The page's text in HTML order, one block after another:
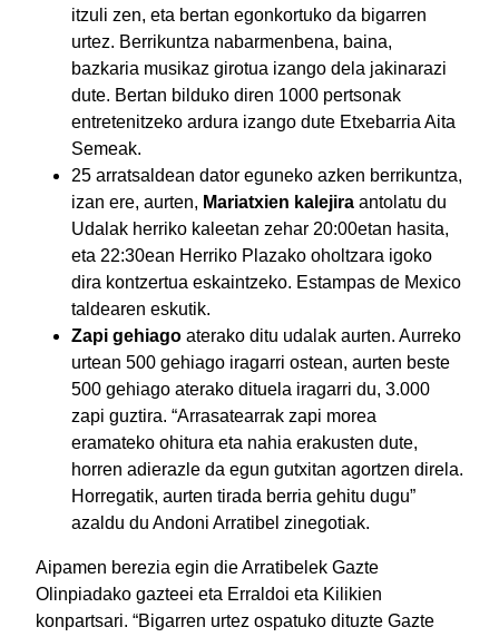
itzuli zen, eta bertan egonkortuko da bigarren
urtez. Berrikuntza nabarmenbena, baina,
bazkaria musikaz girotua izango dela jakinarazi
dute. Bertan bilduko diren 1000 pertsonak
entretenitzeko ardura izango dute Etxebarria Aita
Semeak.
25 arratsaldean dator eguneko azken berrikuntza,
izan ere, aurten, Mariatxien kalejira antolatu du
Udalak herriko kaleetan zehar 20:00etan hasita,
eta 22:30ean Herriko Plazako oholtzara igoko
dira kontzertua eskaintzeko. Estampas de Mexico
taldearen eskutik.
Zapi gehiago aterako ditu udalak aurten. Aurreko
urtean 500 gehiago iragarri ostean, aurten beste
500 gehiago aterako dituela iragarri du, 3.000
zapi guztira. “Arrasatearrak zapi morea
eramateko ohitura eta nahia erakusten dute,
horren adierazle da egun gutxitan agortzen direla.
Horregatik, aurten tirada berria gehitu dugu”
azaldu du Andoni Arratibel zinegotiak.
Aipamen berezia egin die Arratibelek Gazte
Olinpiadako gazteei eta Erraldoi eta Kilikien
konpartsari. “Bigarren urtez ospatuko dituzte Gazte